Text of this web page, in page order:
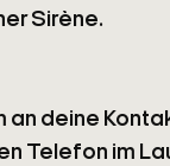
Sirène.
an deine
Telefon im